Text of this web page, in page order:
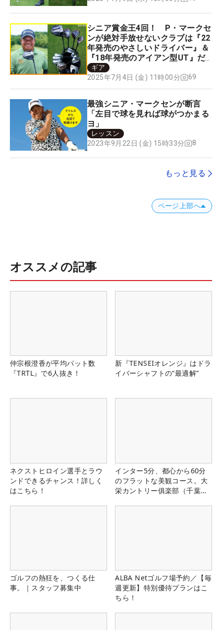
シニア賞金王4回！ P・マークセ
ンが絶対手放せないクラブは『22
年発売のやさしいドライバー』＆
『18年発売のアイアン型UT』だ
った！
ギア
2025年7月4日 (金) 11時00分
69
最強シニア・マークセンが断言
「左目で球を見れば球がつかまる
ヨ」
レッスン
2023年9月22日 (金) 15時33分
8
もっと見る
ページ上部へ
オススメの記事
仲宗根澄香が平均パット数
『TRTL』で6人抜き！
新『TENSEIオレンジ』はドラ
イバーシャフトの“最適解”
ネクストヒロイン選手とラウ
ンドできるチャンス！詳しく
はこちら！
インター5分、都心から60分
のフラットな美観コース。大
栄カントリー俱楽部（千葉
ゴルフの熱狂を、つくる仕
事。｜スタッフ募集中
ALBA Netゴルフ場予約／【毎
週更新】特別優待プランはこ
ちら！